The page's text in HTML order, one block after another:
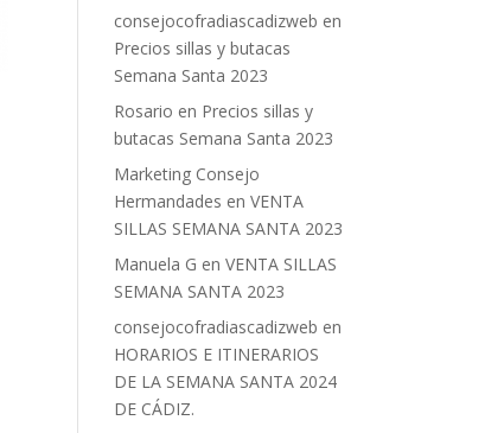
consejocofradiascadizweb en
Precios sillas y butacas
Semana Santa 2023
Rosario en Precios sillas y
butacas Semana Santa 2023
Marketing Consejo
Hermandades enVENTA
SILLAS SEMANA SANTA 2023
Manuela G enVENTA SILLAS
SEMANA SANTA 2023
consejocofradiascadizweb en
HORARIOS E ITINERARIOS
DE LA SEMANA SANTA 2024
DE CÁDIZ.